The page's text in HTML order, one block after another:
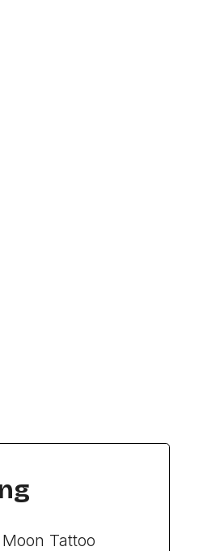
Tattoo